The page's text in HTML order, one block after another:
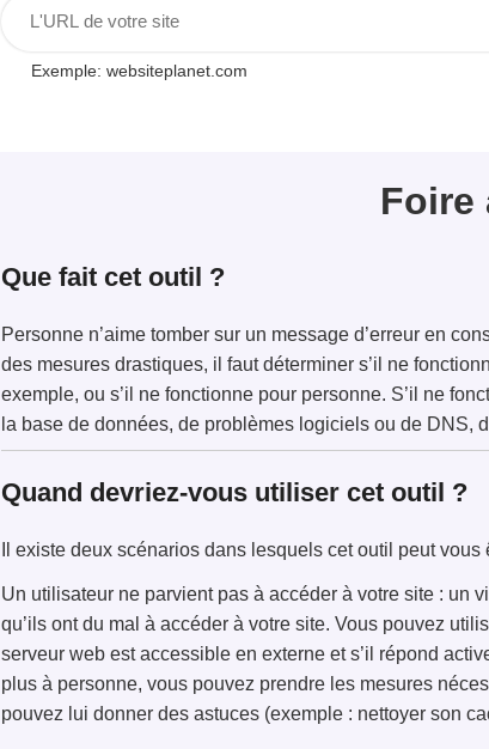
Exemple: websiteplanet.com
Foire
Que fait cet outil ?
Personne n’aime tomber sur un message d’erreur en
des mesures drastiques, il faut déterminer s’il ne
exemple, ou s’il ne fonctionne pour personne. S’il ne
la base de données, de problèmes logiciels ou de DNS,
Quand devriez-vous utiliser cet outil ?
Il existe deux scénarios dans lesquels cet outil peut vous
Un utilisateur ne parvient pas à accéder à votre site : un
qu’ils ont du mal à accéder à votre site. Vous pouvez
serveur web est accessible en externe et s’il répond
plus à personne, vous pouvez prendre les mesures
pouvez lui donner des astuces (exemple : nettoyer son